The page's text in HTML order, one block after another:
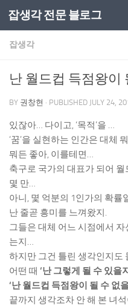
Skip to content
잡생각 전문 블로그
잡생각
난 월드컵 득점왕이
BY 권창현 · PUBLISHED JULY 24,
있잖아… 다이고, ‘목적’을 …
‘꿈’을 실현하는 인간은 대체
뭐든 좋아, 이를테면…
축구로 국가의 대표가 되어
몇 만…
아니, 몇 억분의 1인가의 확률
난 줄곧 흥미를 느껴왔지.
그들은 대체 어느 시점에서
는지…
하지만 그건 틀린 생각인지도
어떤 때 ‘난 그렇게 될 수 있을
‘난 월드컵 득점왕이 될 수 없
끝까지 생각조차 안 해 본 녀